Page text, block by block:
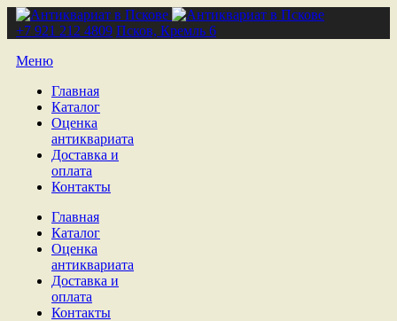
+7 921 212 4809 Псков, Кремль 6
Меню
Главная
Каталог
Оценка
антиквариата
Доставка и
оплата
Контакты
Главная
Каталог
Оценка
антиквариата
Доставка и
оплата
Контакты